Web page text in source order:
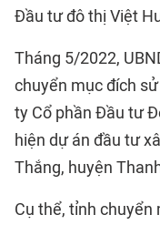
Đầu tư đô thị Việt
Tháng 5/2022,
chuyển mục đích
ty Cổ phần Đầu tư
hiện dự án đầu tư
Thắng, huyện
Cụ thể, tỉnh chuyển